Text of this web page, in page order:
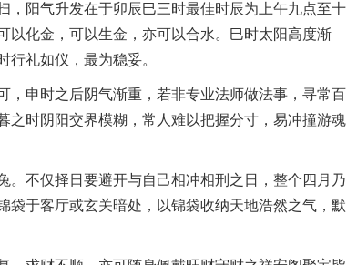
，阳气升发在于卯辰巳三时最佳时辰为上午九点至十
以化金，可以生金，亦可以合水。巳时太阳高度渐
行礼如仪，最为稳妥。
，申时之后阴气渐重，若非专业法师做法事，寻常百
之时阴阳交界模糊，常人难以把握分寸，易冲撞游魂
。不仅择日要避开与自己相冲相刑之日，整个四月乃
袋于客厅或玄关暗处，以锦袋收纳天地浩然之气，默